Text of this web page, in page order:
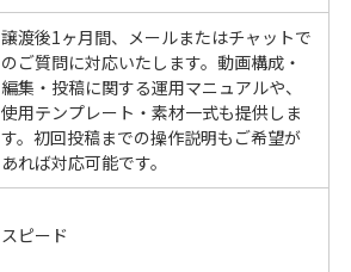
譲渡後1ヶ月間、メールまたはチャットで
のご質問に対応いたします。動画構成・
編集・投稿に関する運用マニュアルや、
使用テンプレート・素材一式も提供しま
す。初回投稿までの操作説明もご希望が
あれば対応可能です。
スピード